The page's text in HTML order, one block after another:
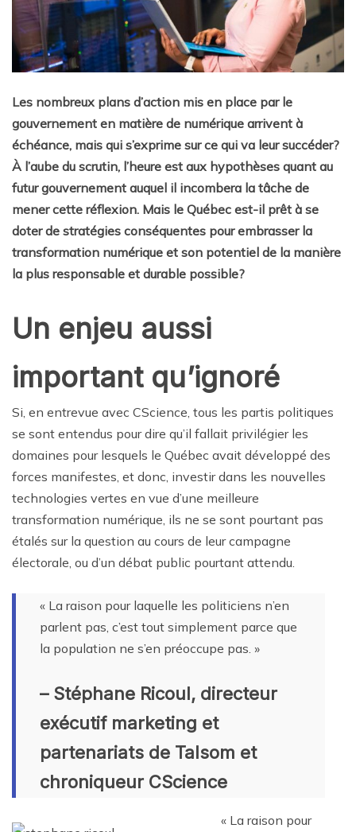
Les nombreux plans d’action mis en place par le
gouvernement en matière de numérique arrivent à
échéance, mais qui s’exprime sur ce qui va leur succéder?
À l’aube du scrutin, l’heure est aux hypothèses quant au
futur gouvernement auquel il incombera la tâche de
mener cette réflexion. Mais le Québec est-il prêt à se
doter de stratégies conséquentes pour embrasser la
transformation numérique et son potentiel de la manière
la plus responsable et durable possible?
Un enjeu aussi
important qu’ignoré
Si, en entrevue avec CScience, tous les partis politiques
se sont entendus pour dire qu’il fallait privilégier les
domaines pour lesquels le Québec avait développé des
forces manifestes, et donc, investir dans les nouvelles
technologies vertes en vue d’une meilleure
transformation numérique, ils ne se sont pourtant pas
étalés sur la question au cours de leur campagne
électorale, ou d’un débat public pourtant attendu.
« La raison pour laquelle les politiciens n’en
parlent pas, c’est tout simplement parce que
la population ne s’en préoccupe pas. »
– Stéphane Ricoul, directeur
exécutif marketing et
partenariats de Talsom et
chroniqueur CScience
« La raison pour